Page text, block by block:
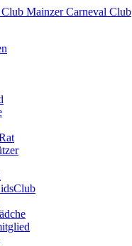
Mainzer Carneval Club